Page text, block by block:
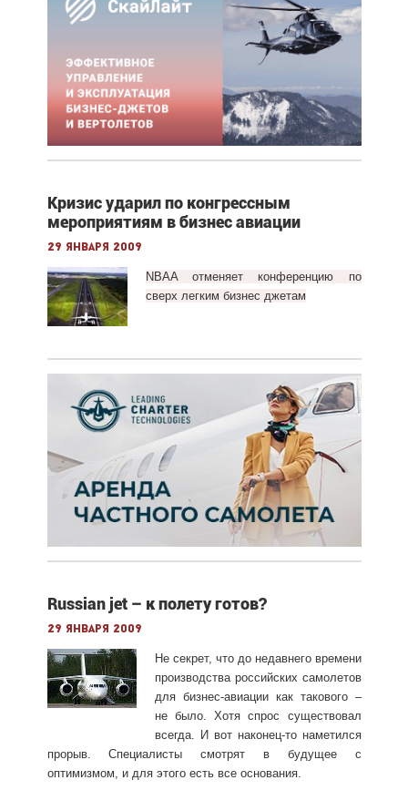
Кризис ударил по конгрессным
мероприятиям в бизнес авиации
29 января 2009
NBAA отменяет конференцию по
сверх легким бизнес джетам
Russian jet – к полету готов?
29 января 2009
Не секрет, что до недавнего времени
производства российских самолетов
для бизнес-авиации как такового –
не было. Хотя спрос существовал
всегда. И вот наконец-то наметился
прорыв. Специалисты смотрят в будущее с
оптимизмом, и для этого есть все основания.